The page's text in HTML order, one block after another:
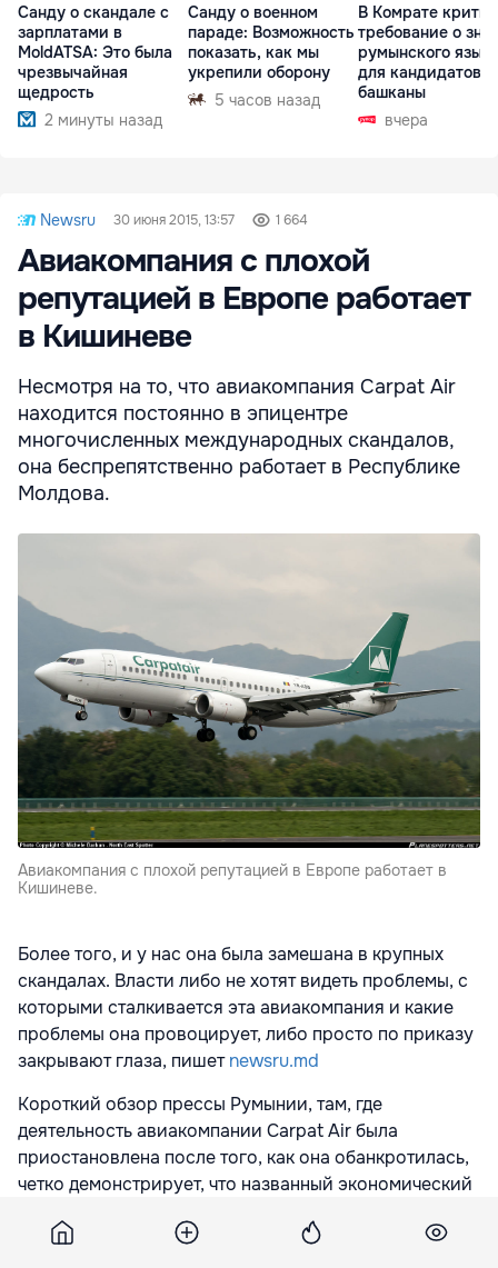
Санду о скандале с
зарплатами в
MoldATSA: Это была
чрезвычайная
щедрость
2 минуты назад
Санду о военном
параде: Возможность
показать, как мы
укрепили оборону
5 часов назад
В Комрате
требование о
румынского
для кандидатов в
башканы
вчера
Newsru 30 июня 2015, 13:57 1 664
Авиакомпания с плохой
репутацией в Европе работает
в Кишиневе
Несмотря на то, что авиакомпания Carpat Air
находится постоянно в эпицентре
многочисленных международных скандалов,
она беспрепятственно работает в Республике
Молдова.
Авиакомпания с плохой репутацией в Европе работает в
Кишиневе.
Более того, и у нас она была замешана в крупных
скандалах. Власти либо не хотят видеть проблемы, с
которыми сталкивается эта авиакомпания и какие
проблемы она провоцирует, либо просто по приказу
закрывают глаза, пишетnewsru.md
Короткий обзор прессы Румынии, там, где
деятельность авиакомпании Carpat Air была
приостановлена после того, как она обанкротилась,
четко демонстрирует, что названный экономический
гражданством Николаем Петровым, опасен не